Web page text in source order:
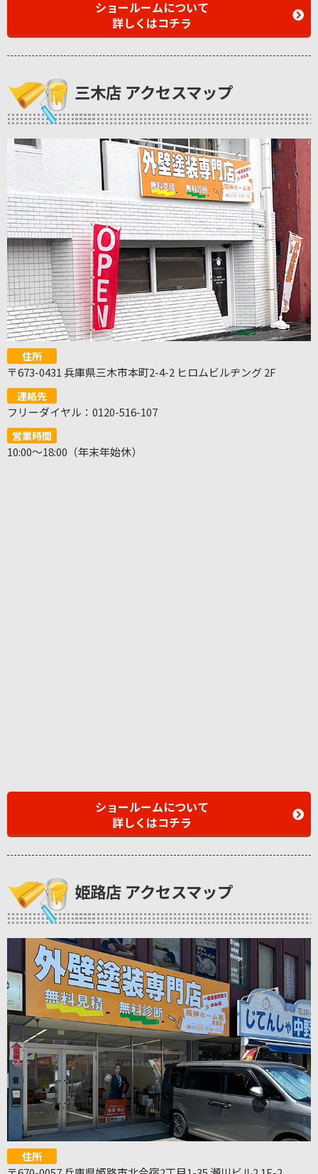
ショールームについて
詳しくはコチラ
三木店 アクセスマップ
住所
〒673-0431 兵庫県三木市本町2-4-2 ヒロムビルヂング 2F
連絡先
フリーダイヤル：0120-516-107
営業時間
10:00～18:00（年末年始休）
ショールームについて
詳しくはコチラ
姫路店 アクセスマップ
住所